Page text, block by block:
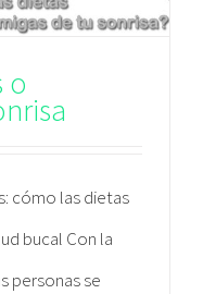
o
cómo las dietas
bucal Con la
personas se